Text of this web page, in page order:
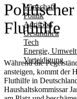
Wirtschaft
Politik
Agrifood
Gesundheit
Tech
Energie,
Verteidigung
Fluthilfe
Während die
ansteigen, kommt der
Fluthilfe in
Haushaltskommissar